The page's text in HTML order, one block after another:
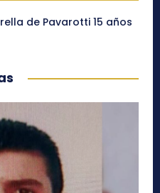
de Pavarotti 15 años